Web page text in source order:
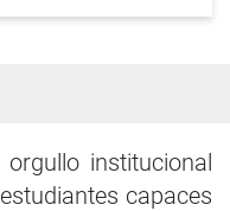
institucional
capaces